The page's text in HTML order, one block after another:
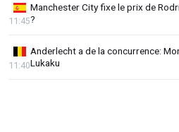
Manchester City fixe le prix de
?
11:45
Anderlecht a de la concurrence:
Lukaku
11:40